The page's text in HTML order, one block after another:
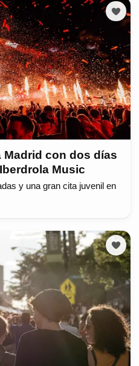
Madrid con dos días
Music
y una gran cita juvenil en